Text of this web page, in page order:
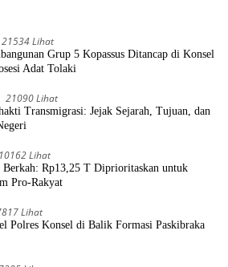
21534 Lihat
Grup 5 Kopassus Ditancap di Konsel
Adat Tolaki
21090 Lihat
Transmigrasi: Jejak Sejarah, Tujuan, dan
10162 Lihat
Berkah: Rp13,25 T Diprioritaskan untuk
Pro-Rakyat
Lihat
Polres Konsel di Balik Formasi Paskibraka